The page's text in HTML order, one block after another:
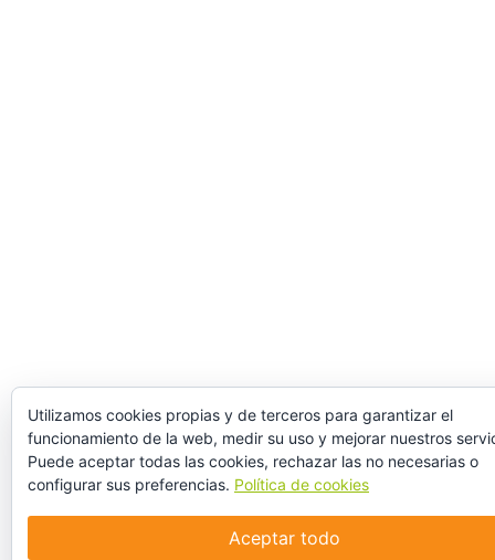
Utilizamos cookies propias y de terceros para garantizar el
funcionamiento de la web, medir su uso y mejorar nuestros
Puede aceptar todas las cookies, rechazar las no necesarias o
configurar sus preferencias. Política de cookies
Aceptar todo